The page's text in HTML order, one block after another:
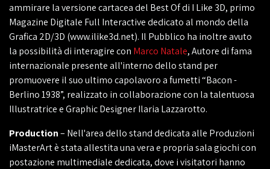
ammirare la versione cartacea del Best Of di I Like 3D, primo
Magazine Digitale Full Interactive dedicato al mondo della
Grafica 2D/3D (www.ilike3d.net). Il Pubblico ha inoltre avuto
la possibilità di interagire con Marco Natale, Autore di fama
internazionale presente all'interno dello stand per
promuovere il suo ultimo capolavoro a fumetti “Bacon -
Berlino 1938”, realizzato in collaborazione con la talentuosa
Illustratrice e Graphic Designer Ilaria Lazzarotto.
Production– Nell'area dello stand dedicata alle Produzioni
iMasterArt è stata allestita una vera e propria sala giochi con
postazione multimediale dedicata, dove i visitatori hanno